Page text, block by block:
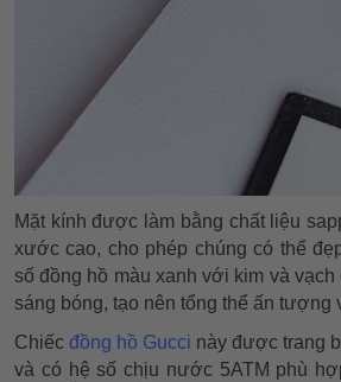
Mặt kính được làm bằng chất liệu
xước cao, cho phép chúng có thể
số đồng hồ màu xanh với kim và
sáng bóng, tạo nên tổng thể ấn tượng
Chiếc đồng hồ Gucci này được trang
và có hệ số chịu nước 5ATM phù